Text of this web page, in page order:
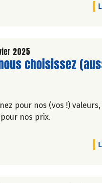
2025
suite de l'article
choisissez
pour nos (vos !)
nos prix.